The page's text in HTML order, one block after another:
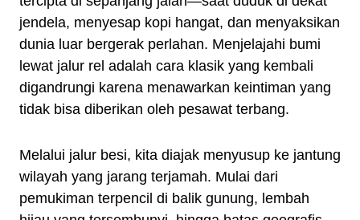
jendela, menyesap kopi hangat, dan menyaksikan
dunia luar bergerak perlahan. Menjelajahi bumi
lewat jalur rel adalah cara klasik yang kembali
digandrungi karena menawarkan keintiman yang
tidak bisa diberikan oleh pesawat terbang.
Melalui jalur besi, kita diajak menyusup ke jantung
wilayah yang jarang terjamah. Mulai dari
pemukiman terpencil di balik gunung, lembah